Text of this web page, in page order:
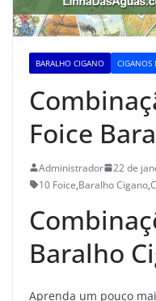
BARALHO CIGANO CIGANOS
Foice
Administrador
22 de
10 Foice,Baralho Cigano,
Baralho
Aprenda um pouco